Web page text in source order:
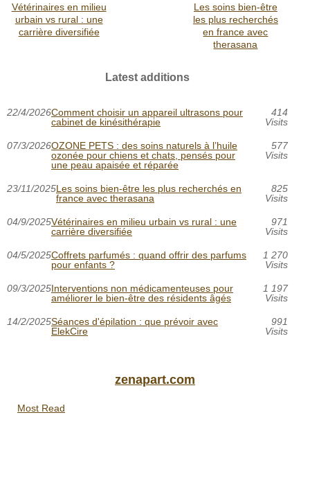
Vétérinaires en milieu
urbain vs rural : une
carrière diversifiée
Les soins bien-être
les plus recherchés
en france avec
therasana
Latest additions
22/4/2026Comment choisir un appareil ultrasons pour
cabinet de kinésithérapie
414
Visits
07/3/2026OZONE PETS : des soins naturels à l’huile
ozonée pour chiens et chats, pensés pour
une peau apaisée et réparée
577
Visits
23/11/2025Les soins bien-être les plus recherchés en
france avec therasana
825
Visits
04/9/2025Vétérinaires en milieu urbain vs rural : une
carrière diversifiée
971
Visits
04/5/2025Coffrets parfumés : quand offrir des parfums
pour enfants ?
1 270
Visits
09/3/2025Interventions non médicamenteuses pour
améliorer le bien-être des résidents âgés
1 197
Visits
14/2/2025Séances d'épilation : que prévoir avec
ElekCire
991
Visits
zenapart.com
Most Read